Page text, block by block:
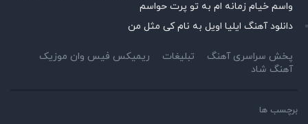
واسم خیام زمانه ام به تو پرت حواسم
دانلود آهنگ ایلیا اویل به نام کی مثل من
پخش سراسری آهنگ تبلیغات
ریمیکس فیس وان موزیک
آهنگ شاد
برچسب ها